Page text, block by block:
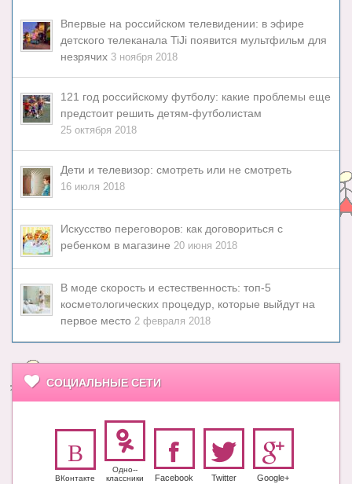
Впервые на российском телевидении: в эфире
детского телеканала TiJi появится мультфильм для
незрячих 3 ноября 2018
121 год российскому футболу: какие проблемы еще
предстоит решить детям-футболистам
25 октября 2018
Дети и телевизор: смотреть или не смотреть
16 июля 2018
Искусство переговоров: как договориться с
ребенком в магазине 20 июня 2018
В моде скорость и естественность: топ-5
косметологических процедур, которые выйдут на
первое место 2 февраля 2018
СОЦИАЛЬНЫЕ СЕТИ
ВКонтакте
Одно-­
класс­ники
Facebook Twitter Google+